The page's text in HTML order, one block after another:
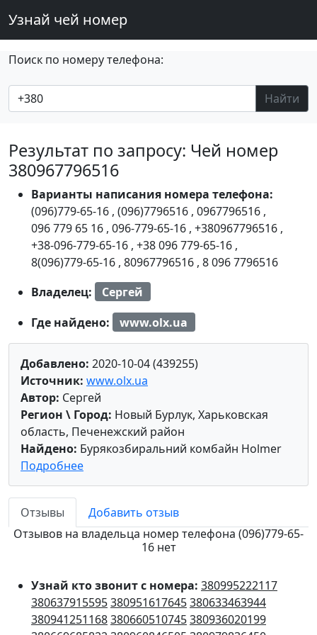
Узнай чей номер
Поиск по номеру телефона:
Найти
Результат по запросу: Чей номер
380967796516
Варианты написания номера телефона:
(096)779-65-16 , (096)7796516 , 0967796516 ,
096 779 65 16 , 096-779-65-16 , +380967796516 ,
+38-096-779-65-16 , +38 096 779-65-16 ,
8(096)779-65-16 , 80967796516 , 8 096 7796516
Владелец:
Сергей
Где найдено:
www.olx.ua
Добавлено: 2020-10-04 (439255)
Источник: www.olx.ua
Автор: Сергей
Регион \ Город: Новый Бурлук, Харьковская
область, Печенежский район
Найдено: Бурякозбиральний комбайн Holmer
Подробнее
Отзывы
Добавить отзыв
Отзывов на владельца номер телефона (096)779-65-
16 нет
Узнай кто звонит с номера: 380995222117
380637915595380951617645380633463944
380941251168380660510745380936020199